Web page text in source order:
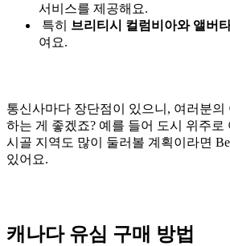
서비스를 제공해요.
특히 브리티시 컬럼비아와 앨버
여요.
통신사마다 장단점이 있으니, 여러분의
하는 게 좋겠죠? 예를 들어 도시 위주로
시골 지역도 많이 둘러볼 계획이라면
있어요.
캐나다 유심 구매 방법